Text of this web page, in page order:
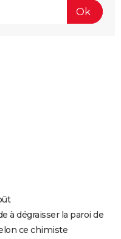
à dégraisser la paroi de
ce chimiste